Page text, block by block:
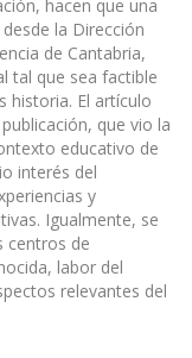
hacen que una
la Dirección
de Cantabria,
tal que sea factible
historia. El artículo
que vio la
educativo de
interés del
y
Igualmente, se
centros de
labor del
relevantes del